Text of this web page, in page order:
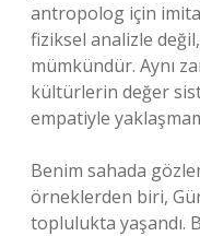
antropolog için
fiziksel analizle
mümkündür. Aynı
kültürlerin değer
empatiyle
Benim sahada
örneklerden biri,
toplulukta yaşandı.